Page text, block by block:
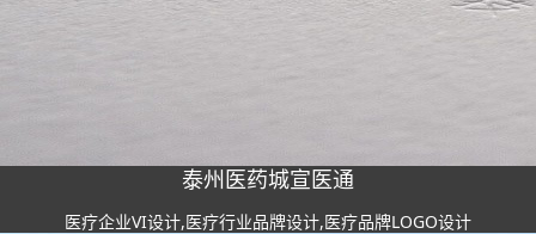
泰州医药城宣医通
医疗企业VI设计,医疗行业品牌设计,医疗品牌LOGO设计